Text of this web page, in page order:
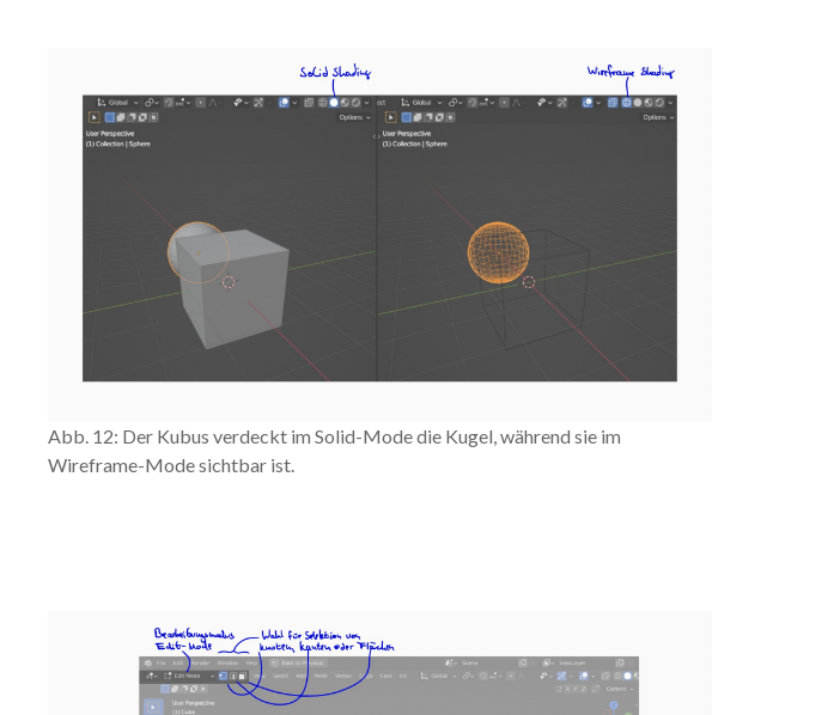
Abb. 12: Der Kubus verdeckt im Solid-Mode die Kugel, während sie im
Wireframe-Mode sichtbar ist.